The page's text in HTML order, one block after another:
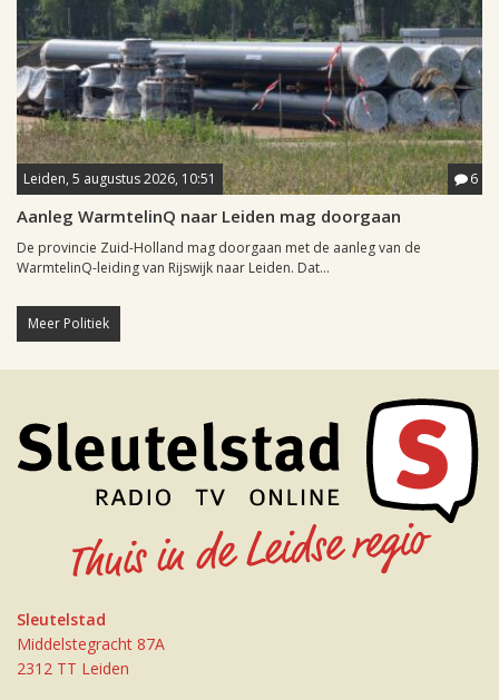
Leiden, 5 augustus 2026, 10:51 6
Aanleg WarmtelinQ naar Leiden mag doorgaan
De provincie Zuid-Holland mag doorgaan met de aanleg van de
WarmtelinQ-leiding van Rijswijk naar Leiden. Dat...
Meer Politiek
Sleutelstad
Middelstegracht 87A
2312 TT Leiden